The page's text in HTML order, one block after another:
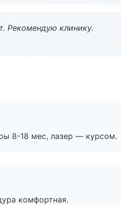
Рекомендую клинику.
8-18 мес, лазер — курсом.
комфортная.